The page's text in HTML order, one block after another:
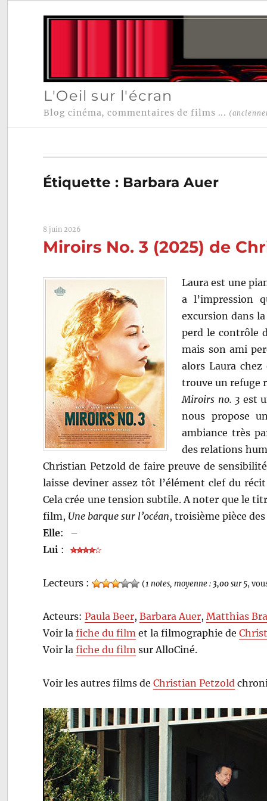
L'Oeil sur l'écran
Blog cinéma, commentaires de films ...
Étiquette : Barbara Auer
8 juin 2026
Miroirs No. 3 (2025) de
Laura est une
a l’impression
excursion dans
perd le contrôle
mais son ami
alors Laura chez
trouve un refuge
Miroirs no. 3 est
nous propose
ambiance très
des relations
Christian Petzold de faire preuve de
laisse deviner assez tôt l’élément clef du
Cela crée une tension subtile. A noter que le
film, Une barque sur l’océan, troisième pièce des
Elle:
–
Lui :
Lecteurs : (1 notes, moyenne : 3,00sur 5,
Acteurs:Paula Beer,Barbara Auer,Matthias
Voir lafiche du film et la filmographie de
Voir lafiche du film sur AlloCiné.
Voir les autres films deChristian Petzold